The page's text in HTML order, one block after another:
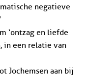
negatieve
‘ontzag en liefde
in een relatie van
Jochemsen aan bij